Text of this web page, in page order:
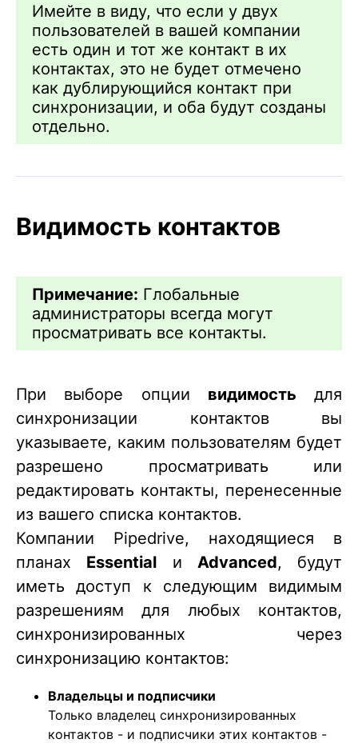
Имейте в виду, что если у двух
пользователей в вашей компании
есть один и тот же контакт в их
контактах, это не будет отмечено
как дублирующийся контакт при
синхронизации, и оба будут созданы
отдельно.
Видимость контактов
Примечание: Глобальные
администраторы всегда могут
просматривать все контакты.
При выборе опции видимость для
синхронизации контактов вы
указываете, каким пользователям будет
разрешено просматривать или
редактировать контакты, перенесенные
из вашего списка контактов.
Компании Pipedrive, находящиеся в
планах Essential и Advanced, будут
иметь доступ к следующим видимым
разрешениям для любых контактов,
синхронизированных через
синхронизацию контактов:
Владельцы и подписчики
Только владелец синхронизированных
контактов - и подписчики этих контактов -